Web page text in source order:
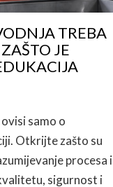
TREBA
JE
samo o
Otkrijte zašto su
procesa i
sigurnost i